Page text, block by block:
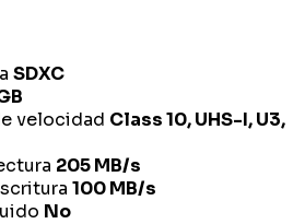
SDXC
velocidad Class 10, UHS-I, U3,
205 MB/s
100 MB/s
No